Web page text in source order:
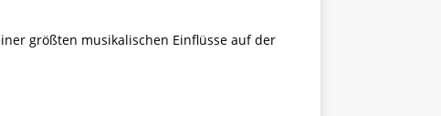
größten musikalischen Einflüsse auf der